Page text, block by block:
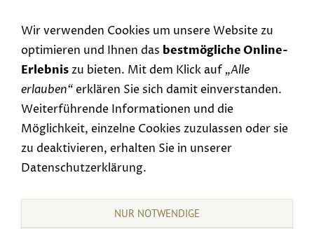
Wir verwenden Cookies um unsere Website zu
optimieren und Ihnen das bestmögliche Online-
Erlebniszu bieten. Mit dem Klick auf „Alle
erlauben“erklären Sie sich damit einverstanden.
Weiterführende Informationen und die
Möglichkeit, einzelne Cookies zuzulassen oder sie
zu deaktivieren, erhalten Sie in unserer
Datenschutzerklärung.
NUR NOTWENDIGE